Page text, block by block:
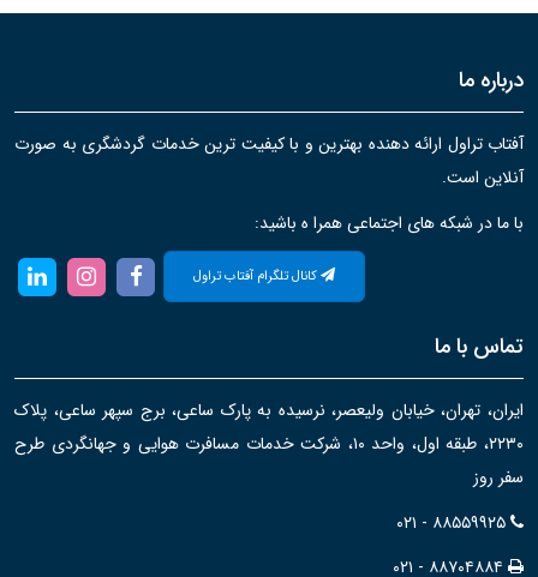
درباره ما
آفتاب تراول ارائه دهنده بهترین و با کیفیت ترین خدمات گردشگری به صورت
آنلاین است.
با ما در شبکه های اجتماعی همرا ه باشید:
کانال تلگرام آفتاب تراول
تماس با ما
ایران، تهران، خیابان ولیعصر، نرسیده به پارک ساعی، برج سپهر ساعی، پلاک
۲۲۳۰، طبقه اول، واحد ۱۰، شرکت خدمات مسافرت هوایی و جهانگردی طرح
سفر روز
۰۲۱ - ۸۸۵۵۹۹۲۵
۰۲۱ - ۸۸۷۰۴۸۸۴